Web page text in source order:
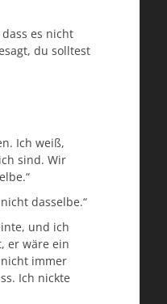
es nicht
du solltest
Ich weiß,
sind. Wir
dasselbe.“
und ich
er wäre ein
immer
Ich nickte